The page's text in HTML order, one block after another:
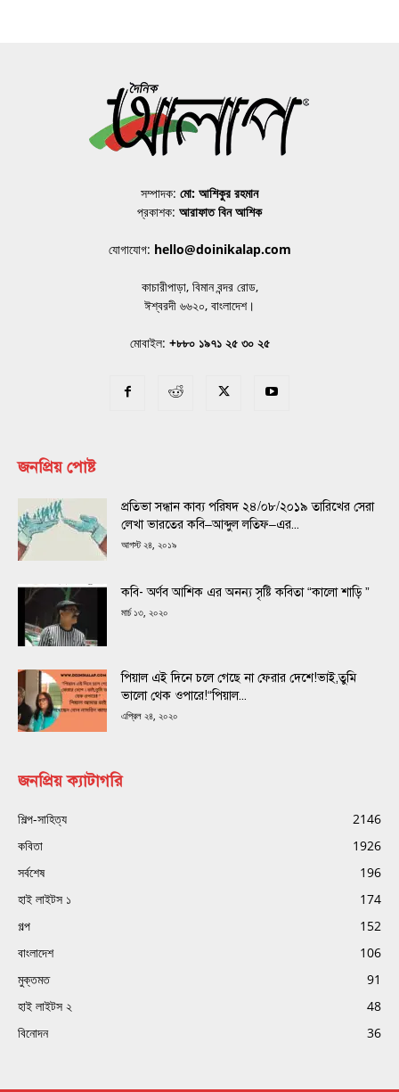
সম্পাদক: মো: আশিকুর রহমান
প্রকাশক: আরাফাত বিন আশিক
যোগাযোগ: hello@doinikalap.com
কাচারীপাড়া, বিমান বন্দর রোড,
ঈশ্বরদী ৬৬২০, বাংলাদেশ।
মোবাইল: +৮৮০ ১৯৭১ ২৫ ৩০ ২৫
জনপ্রিয় পোষ্ট
প্রতিভা সন্ধান কাব্য পরিষদ ২৪/০৮/২০১৯ তারিখের সেরা
লেখা ভারতের কবি–আব্দুল লতিফ–এর...
আগস্ট ২৪, ২০১৯
কবি- অর্ণব আশিক এর অনন্য সৃষ্টি কবিতা “কালো শাড়ি ”
মার্চ ১৩, ২০২০
পিয়াল এই দিনে চলে গেছে না ফেরার দেশে!ভাই,তুমি
ভালো থেক ওপারে!“পিয়াল...
এপ্রিল ২৪, ২০২০
জনপ্রিয় ক্যাটাগরি
শিল্প-সাহিত্য
2146
কবিতা
1926
সর্বশেষ
196
হাই লাইটস ১
174
গল্প
152
বাংলাদেশ
106
মুক্তমত
91
হাই লাইটস ২
48
বিনোদন
36